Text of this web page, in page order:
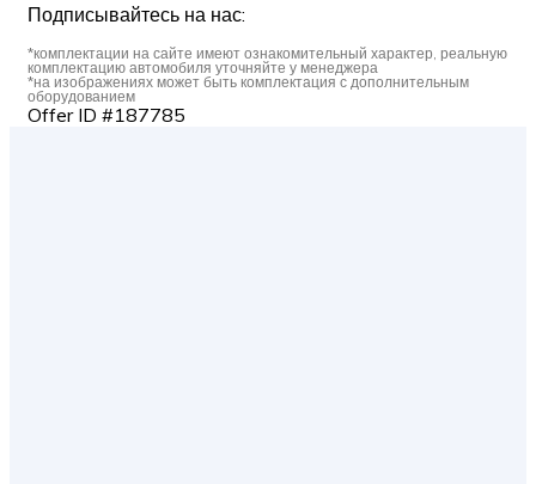
Подписывайтесь на нас:
*комплектации на сайте имеют ознакомительный характер, реальную
комплектацию автомобиля уточняйте у менеджера
*на изображениях может быть комплектация с дополнительным
оборудованием
Offer ID #187785